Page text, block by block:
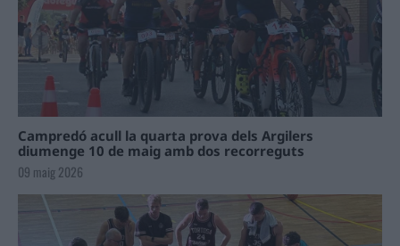
Campredó acull la quarta prova dels Argilers
diumenge 10 de maig amb dos recorreguts
09 maig 2026